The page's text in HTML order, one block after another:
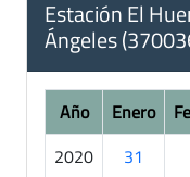
Estación El
Ángeles
Año Enero
2020
31